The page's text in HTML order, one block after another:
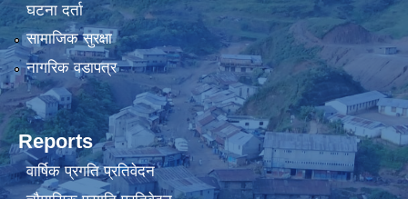
घटना दर्ता
सामाजिक सुरक्षा
नागरिक वडापत्र
Reports
वार्षिक प्रगति प्रतिवेदन